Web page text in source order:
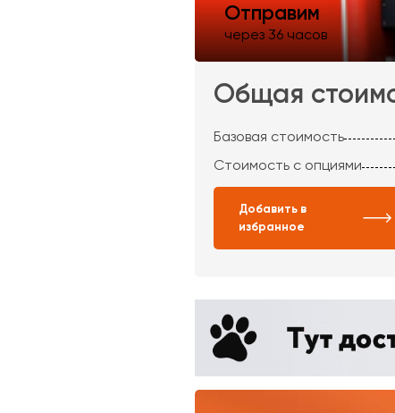
Отправим
через 36 часов
Общая
Базовая стоимость
Стоимость с опциями
Добавить в
избранное